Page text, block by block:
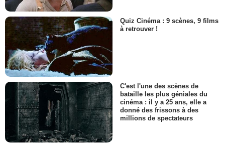
Quiz Cinéma : 9 scènes, 9 films
à retrouver !
C'est l'une des scènes de
bataille les plus géniales du
cinéma : il y a 25 ans, elle a
donné des frissons à des
millions de spectateurs